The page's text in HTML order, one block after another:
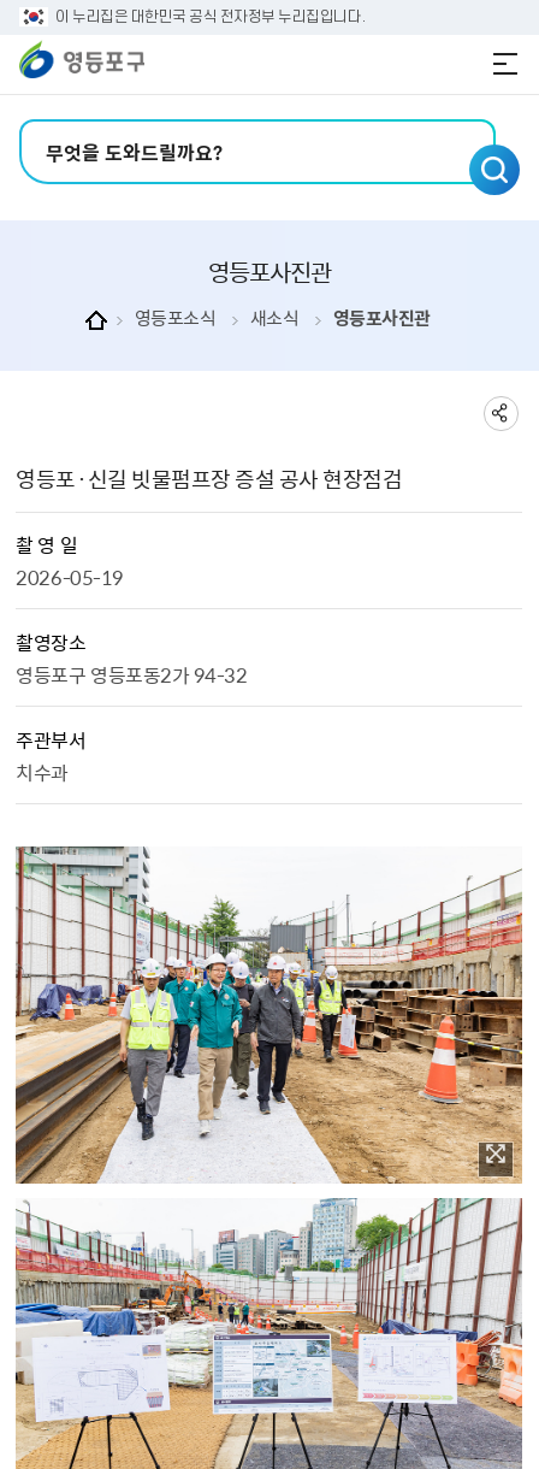
본문 바로가기
주메뉴 바로가기
이 누리집은 대한민국 공식 전자정부 누리집입니다.
영등포사진관
영등포소식 새소식 영등포사진관
영등포·신길 빗물펌프장 증설 공사 현장점검
촬 영 일
2026-05-19
촬영장소
영등포구 영등포동2가 94-32
주관부서
치수과